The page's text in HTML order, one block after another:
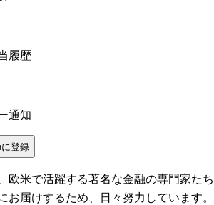
履歴
通知
登録
欧米で活躍する著名な金融の専門家たち
お届けするため、日々努力しています。